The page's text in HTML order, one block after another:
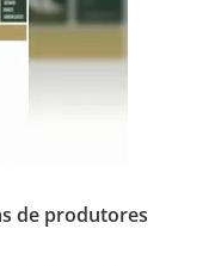
de produtores